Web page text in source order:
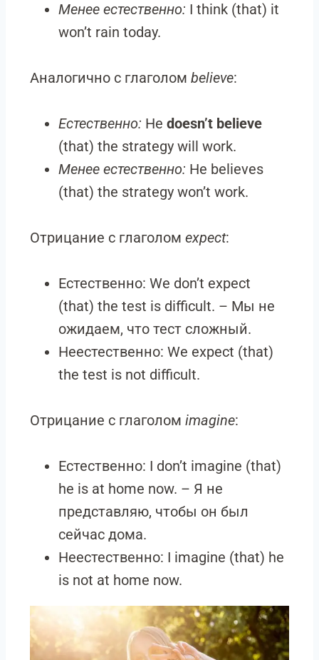
Менее естественно: I think (that) it
won’t rain today.
Аналогично с глаголом believe:
Естественно: He doesn’t believe
(that) the strategy will work.
Менее естественно: He believes
(that) the strategy won’t work.
Отрицание с глаголом expect:
Естественно: We don’t expect
(that) the test is difficult. – Мы не
ожидаем, что тест сложный.
Неестественно: We expect (that)
the test is not difficult.
Отрицание с глаголом imagine:
Естественно: I don’t imagine (that)
he is at home now. – Я не
представляю, чтобы он был
сейчас дома.
Неестественно: I imagine (that) he
is not at home now.